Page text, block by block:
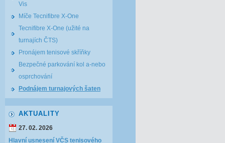
Vis
Míče Tecnifibre X-One
Tecnifibre X-One (užité na
turnajích ČTS)
Pronájem tenisové skříňky
Bezpečné parkování kol a-nebo
osprchování
Podnájem turnajových šaten
AKTUALITY
27. 02. 2026
Hlavní usnesení VČS tenisového